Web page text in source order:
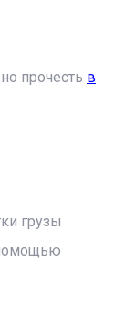
прочесть в
грузы